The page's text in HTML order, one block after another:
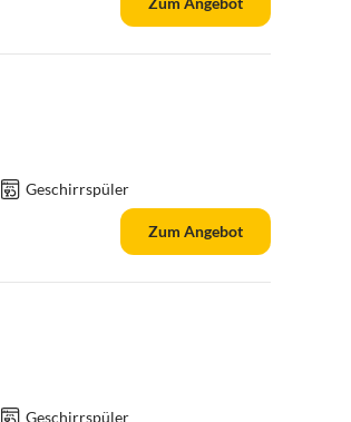
Geschirrspüler
Zum Angebot
Geschirrspüler